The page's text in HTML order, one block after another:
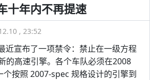
十年内不再提速
, 23:52
近宣布了一项禁令：禁止在一级方程
的高速引擎。各个车队必须在2008
按照 2007-spec 规格设计的引擎到